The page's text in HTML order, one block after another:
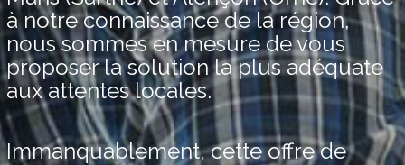
à notre connaissance de la région,
nous sommes en mesure de vous
proposer la solution la plus adéquate
aux attentes locales.
Immanquablement, cette offre de